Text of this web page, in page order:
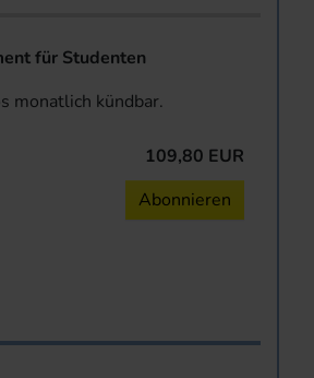
für Studenten
monatlich kündbar.
109,80 EUR
Abonnieren